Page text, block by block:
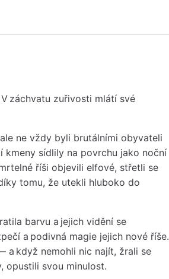
záchvatu zuřivosti mlátí své
ne vždy byli brutálními obyvateli
kmeny sídlily na povrchu jako noční
říši objevili elfové, střetli se
tomu, že utekli hluboko do
barvu a jejich vidění se
a podivná magie jejich nové říše.
a když nemohli nic najít, žrali se
opustili svou minulost.